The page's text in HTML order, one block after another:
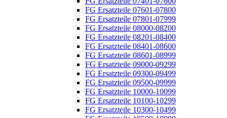
FG Ersatzteile 07601-07800
FG Ersatzteile 07801-07999
FG Ersatzteile 08000-08200
FG Ersatzteile 08201-08400
FG Ersatzteile 08401-08600
FG Ersatzteile 08601-08999
FG Ersatzteile 09000-09299
FG Ersatzteile 09300-09499
FG Ersatzteile 09500-09999
FG Ersatzteile 10000-10099
FG Ersatzteile 10100-10299
FG Ersatzteile 10300-10499